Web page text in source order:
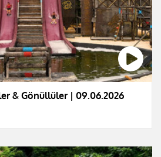
& Gönüllüler | 09.06.2026